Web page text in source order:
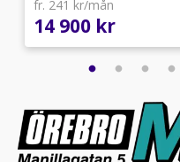
fr. 241 kr/mån
14 900 kr